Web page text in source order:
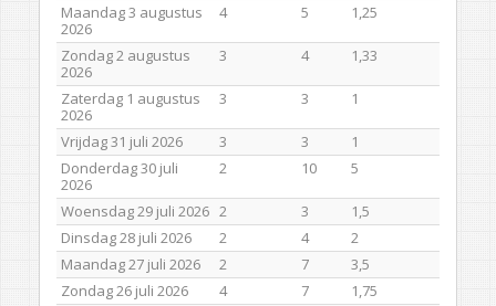
Maandag 3 augustus
2026
4 5 1,25
Zondag 2 augustus
2026
3 4 1,33
Zaterdag 1 augustus
2026
3 3 1
Vrijdag 31 juli 2026 3 3
1
Donderdag 30 juli
2026
2 10 5
Woensdag 29 juli 2026 2 3
1,5
Dinsdag 28 juli 2026
2 4
2
Maandag 27 juli 2026
2 7
3,5
Zondag 26 juli 2026
4 7
1,75